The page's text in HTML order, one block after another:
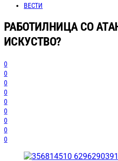
ВЕСТИ
РАБОТИЛНИЦА СО
ИСКУСТВО?
0
0
0
0
0
0
0
0
0